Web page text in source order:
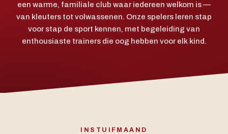
een warme, familiale club waar iedereen welkom is —
van kleuters tot volwassenen. Onze spelers leren stap
voor stap de sport kennen, met begeleiding van
enthousiaste trainers die oog hebben voor elk kind.
INSTUIFMAAND